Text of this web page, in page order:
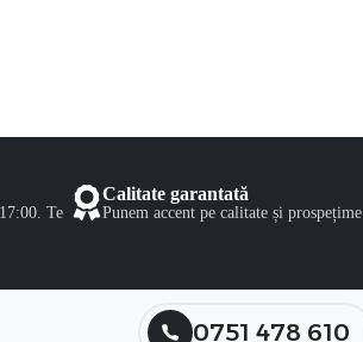
Te
Calitate garantată
Punem accent pe calitate și prospețime.
0751 478 610